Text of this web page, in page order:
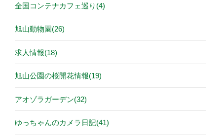
全国コンテナカフェ巡り(4)
旭山動物園(26)
求人情報(18)
旭山公園の桜開花情報(19)
アオゾラガーデン(32)
ゆっちゃんのカメラ日記(41)